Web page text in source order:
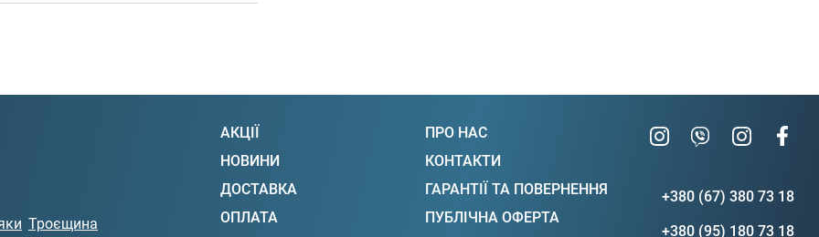
Троєщина
АКЦІЇ
НОВИНИ
ДОСТАВКА
ОПЛАТА
ПРО НАС
КОНТАКТИ
ГАРАНТІЇ ТА ПОВЕРНЕННЯ
ПУБЛІЧНА ОФЕРТА
+380 (67) 380 73 18
+380 (95) 180 73 18